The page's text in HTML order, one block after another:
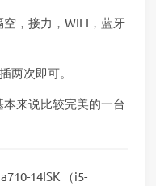
，接力，WIFI，蓝牙
两次即可。
来说比较完美的一台
14ISK （i5-